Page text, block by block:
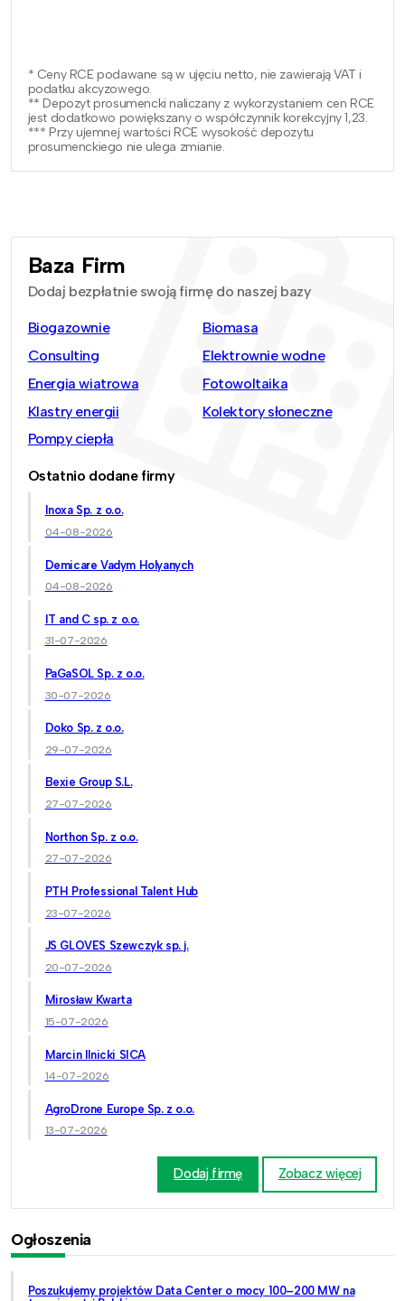
* Ceny RCE podawane są w ujęciu netto, nie zawierają VAT i
podatku akcyzowego.
** Depozyt prosumencki naliczany z wykorzystaniem cen RCE
jest dodatkowo powiększany o współczynnik korekcyjny 1,23.
*** Przy ujemnej wartości RCE wysokość depozytu
prosumenckiego nie ulega zmianie.
Baza Firm
Dodaj bezpłatnie swoją firmę do naszej bazy
Biogazownie
Biomasa
Consulting
Elektrownie wodne
Energia wiatrowa
Fotowoltaika
Klastry energii
Kolektory słoneczne
Pompy ciepła
Ostatnio dodane firmy
Inoxa Sp. z o.o.
04-08-2026
Demicare Vadym Holyanych
04-08-2026
IT and C sp. z o.o.
31-07-2026
PaGaSOL Sp. z o.o.
30-07-2026
Doko Sp. z o.o.
29-07-2026
Bexie Group S.L.
27-07-2026
Northon Sp. z o.o.
27-07-2026
PTH Professional Talent Hub
23-07-2026
JS GLOVES Szewczyk sp. j.
20-07-2026
Mirosław Kwarta
15-07-2026
Marcin Ilnicki SICA
14-07-2026
AgroDrone Europe Sp. z o.o.
13-07-2026
Dodaj firmę Zobacz więcej
Ogłoszenia
Poszukujemy projektów Data Center o mocy 100–200 MW na